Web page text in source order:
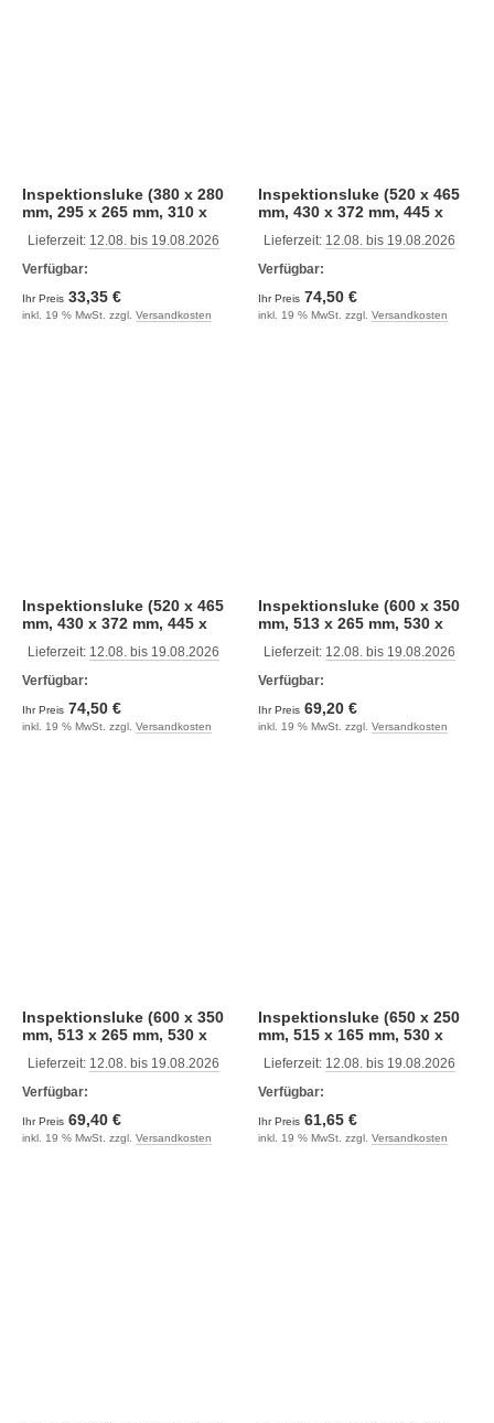
Inspektionsluke (380 x 280
mm, 295 x 265 mm, 310 x
Lieferzeit: 12.08. bis 19.08.2026
Verfügbar:
Ihr Preis 33,35 €
inkl. 19 % MwSt. zzgl. Versandkosten
Inspektionsluke (520 x 465
mm, 430 x 372 mm, 445 x
Lieferzeit: 12.08. bis 19.08.2026
Verfügbar:
Ihr Preis 74,50 €
inkl. 19 % MwSt. zzgl. Versandkosten
Inspektionsluke (520 x 465
mm, 430 x 372 mm, 445 x
Lieferzeit: 12.08. bis 19.08.2026
Verfügbar:
Ihr Preis 74,50 €
inkl. 19 % MwSt. zzgl. Versandkosten
Inspektionsluke (600 x 350
mm, 513 x 265 mm, 530 x
Lieferzeit: 12.08. bis 19.08.2026
Verfügbar:
Ihr Preis 69,20 €
inkl. 19 % MwSt. zzgl. Versandkosten
Inspektionsluke (600 x 350
mm, 513 x 265 mm, 530 x
Lieferzeit: 12.08. bis 19.08.2026
Verfügbar:
Ihr Preis 69,40 €
inkl. 19 % MwSt. zzgl. Versandkosten
Inspektionsluke (650 x 250
mm, 515 x 165 mm, 530 x
Lieferzeit: 12.08. bis 19.08.2026
Verfügbar:
Ihr Preis 61,65 €
inkl. 19 % MwSt. zzgl. Versandkosten